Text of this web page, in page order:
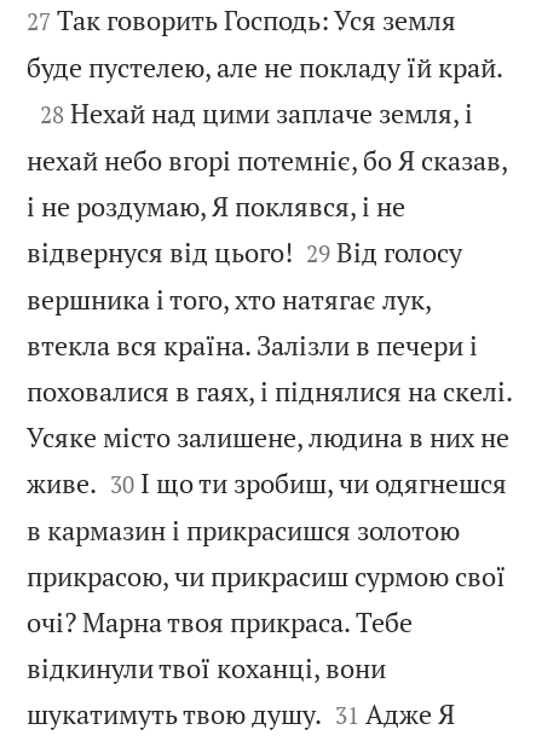
27 Так говорить Господь: Уся земля
буде пустелею, але не покладу їй край.

28 Нехай над цими заплаче земля, і
нехай небо вгорі потемніє, бо Я сказав,
і не роздумаю, Я поклявся, і не
відвернуся від цього! 

29 Від голосу
вершника і того, хто натягає лук,
втекла вся країна. Залізли в печери і
поховалися в гаях, і піднялися на скелі.
Усяке місто залишене, людина в них не
живе. 

30 І що ти зробиш, чи одягнешся
в кармазин і прикрасишся золотою
прикрасою, чи прикрасиш сурмою свої
очі? Марна твоя прикраса. Тебе
відкинули твої коханці, вони
шукатимуть твою душу. 

31 Адже Я